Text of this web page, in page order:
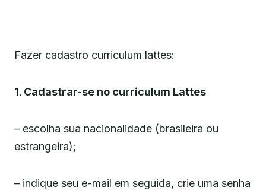
Fazer cadastro curriculum lattes:
1. Cadastrar-se no curriculum Lattes
– escolha sua nacionalidade (brasileira ou
estrangeira);
– indique seu e-mail em seguida, crie uma senha